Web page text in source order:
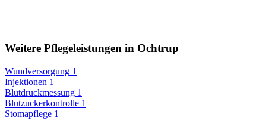
Weitere Pflegeleistungen in Ochtrup
Wundversorgung 1
Injektionen 1
Blutdruckmessung 1
Blutzuckerkontrolle 1
Stomapflege 1